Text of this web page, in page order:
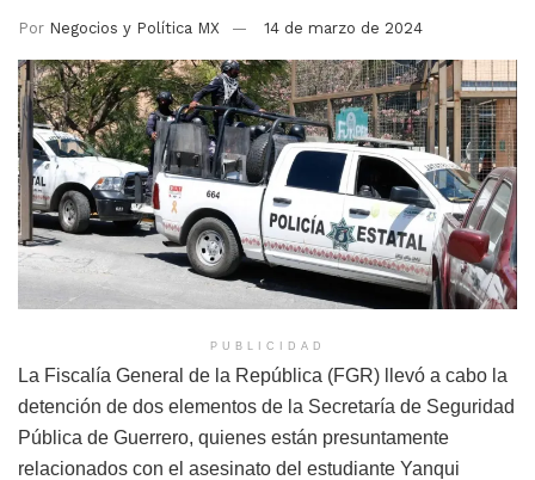
Por Negocios y Política MX 14 de marzo de 2024
PUBLICIDAD
La Fiscalía General de la República (FGR) llevó a cabo la
detención de dos elementos de la Secretaría de Seguridad
Pública de Guerrero, quienes están presuntamente
relacionados con el asesinato del estudiante Yanqui